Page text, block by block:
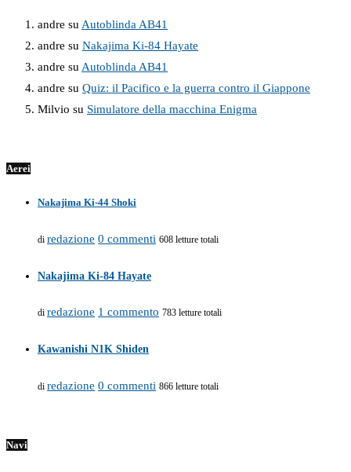
andre su Autoblinda AB41
andre su Nakajima Ki-84 Hayate
andre su Autoblinda AB41
andre su Quiz: il Pacifico e la guerra contro il Giappone
Milvio su Simulatore della macchina Enigma
Aerei
Nakajima Ki-44 Shoki
di redazione 0 commenti 608 letture totali
Nakajima Ki-84 Hayate
di redazione 1 commento 783 letture totali
Kawanishi N1K Shiden
di redazione 0 commenti 866 letture totali
Navi